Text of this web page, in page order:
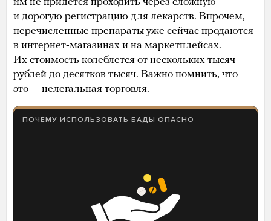
и дорогую регистрацию для лекарств. Впрочем,
перечисленные препараты уже сейчас продаются
в интернет-магазинах и на маркетплейсах.
Их стоимость колеблется от нескольких тысяч
рублей до десятков тысяч. Важно помнить, что
это — нелегальная торговля.
ПОЧЕМУ ИСПОЛЬЗОВАТЬ БАДЫ ОПАСНО